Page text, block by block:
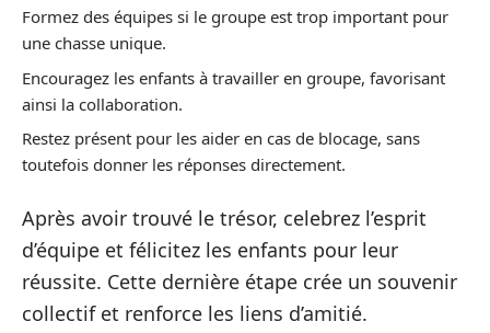
Formez des équipes si le groupe est trop important pour
une chasse unique.
Encouragez les enfants à travailler en groupe, favorisant
ainsi la collaboration.
Restez présent pour les aider en cas de blocage, sans
toutefois donner les réponses directement.
Après avoir trouvé le trésor, celebrez l’esprit
d’équipe et félicitez les enfants pour leur
réussite. Cette dernière étape crée un souvenir
collectif et renforce les liens d’amitié.